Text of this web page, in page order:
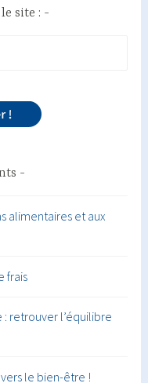
site :
alimentaires et aux
frais
retrouver l’équilibre
le bien-être !